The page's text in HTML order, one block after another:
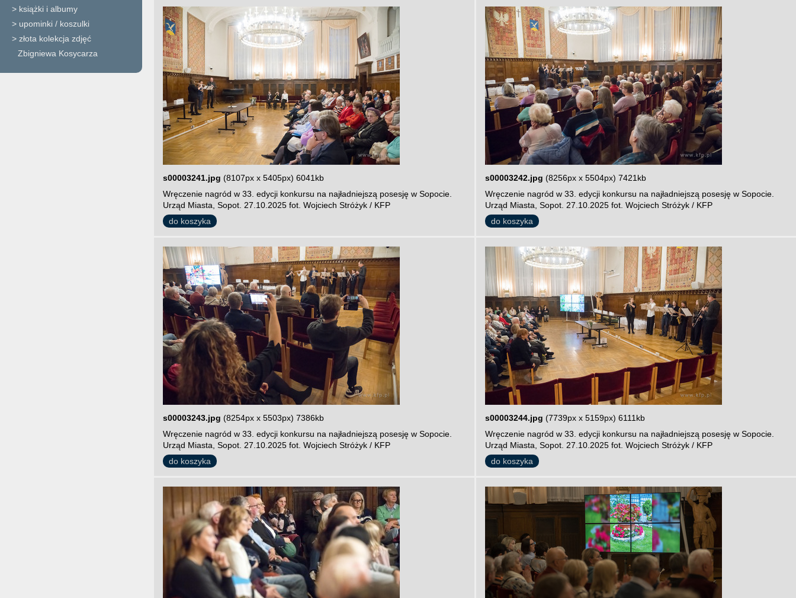
> książki i albumy
> upominki / koszulki
> złota kolekcja zdjęć
Zbigniewa Kosycarza
s00003241.jpg (8107px x 5405px) 6041kb
Wręczenie nagród w 33. edycji konkursu na najładniejszą posesję w Sopocie.
Urząd Miasta, Sopot. 27.10.2025 fot. Wojciech Stróżyk / KFP
do koszyka
s00003242.jpg (8256px x 5504px) 7421kb
Wręczenie nagród w 33. edycji konkursu na najładniejszą posesję w Sopocie.
Urząd Miasta, Sopot. 27.10.2025 fot. Wojciech Stróżyk / KFP
do koszyka
s00003243.jpg (8254px x 5503px) 7386kb
Wręczenie nagród w 33. edycji konkursu na najładniejszą posesję w Sopocie.
Urząd Miasta, Sopot. 27.10.2025 fot. Wojciech Stróżyk / KFP
do koszyka
s00003244.jpg (7739px x 5159px) 6111kb
Wręczenie nagród w 33. edycji konkursu na najładniejszą posesję w Sopocie.
Urząd Miasta, Sopot. 27.10.2025 fot. Wojciech Stróżyk / KFP
do koszyka